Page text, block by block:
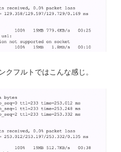
クフルトではこんな感じ。